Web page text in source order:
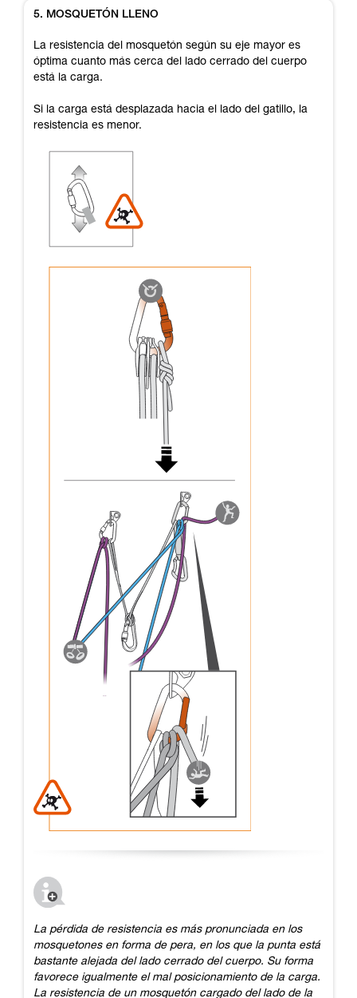
5. MOSQUETÓN LLENO
La resistencia del mosquetón según su eje mayor es
óptima cuanto más cerca del lado cerrado del cuerpo
está la carga.
Si la carga está desplazada hacia el lado del gatillo, la
resistencia es menor.
La pérdida de resistencia es más pronunciada en los
mosquetones en forma de pera, en los que la punta está
bastante alejada del lado cerrado del cuerpo. Su forma
favorece igualmente el mal posicionamiento de la carga.
La resistencia de un mosquetón cargado del lado de la